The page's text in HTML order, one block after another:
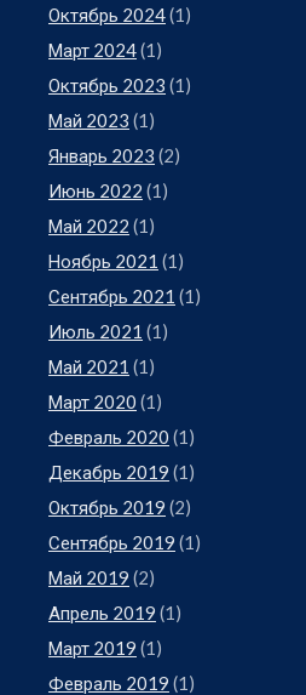
Октябрь 2024(1)
Март 2024(1)
Октябрь 2023 (1)
Май 2023 (1)
Январь 2023 (2)
Июнь 2022 (1)
Май 2022 (1)
Ноябрь 2021 (1)
Сентябрь 2021 (1)
Июль 2021 (1)
Май 2021 (1)
Март 2020 (1)
Февраль 2020 (1)
Декабрь 2019 (1)
Октябрь 2019 (2)
Сентябрь 2019 (1)
Май 2019 (2)
Апрель 2019 (1)
Март 2019 (1)
Февраль 2019 (1)